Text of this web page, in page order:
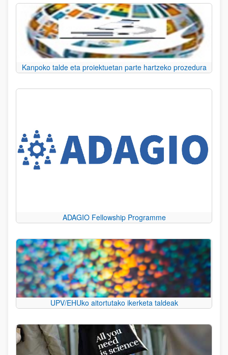
Kanpoko talde eta proiektuetan parte hartzeko prozedura
ADAGIO Fellowship Programme
UPV/EHUko aitortutako ikerketa taldeak